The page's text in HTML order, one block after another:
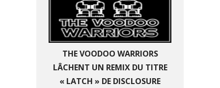
THE VOODOO WARRIORS
LÂCHENT UN REMIX DU TITRE
« LATCH » DE DISCLOSURE